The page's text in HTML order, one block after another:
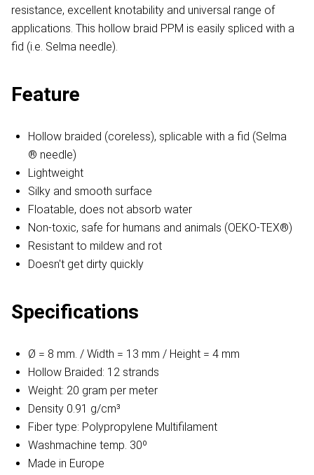
resistance, excellent knotability and universal range of
applications. This hollow braid PPM is easily spliced with a
fid (i.e. Selma needle).
Feature
Hollow braided (coreless), splicable with a fid (Selma
® needle)
Lightweight
Silky and smooth surface
Floatable, does not absorb water
Non-toxic, safe for humans and animals (OEKO-TEX®)
Resistant to mildew and rot
Doesn't get dirty quickly
Specifications
Ø = 8 mm. / Width = 13 mm / Height = 4 mm
Hollow Braided: 12 strands
Weight: 20 gram per meter
Density 0.91 g/cm³
Fiber type: Polypropylene Multifilament
Washmachine temp. 30º
Made in Europe